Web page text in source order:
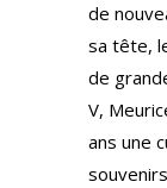
de
sa tête,
de
V,
ans une